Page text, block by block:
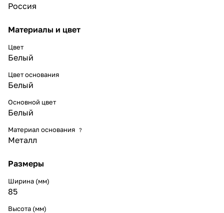
Россия
Материалы и цвет
Цвет
Белый
Цвет основания
Белый
Основной цвет
Белый
Материал основания ?
Металл
Размеры
Ширина (мм)
85
Высота (мм)